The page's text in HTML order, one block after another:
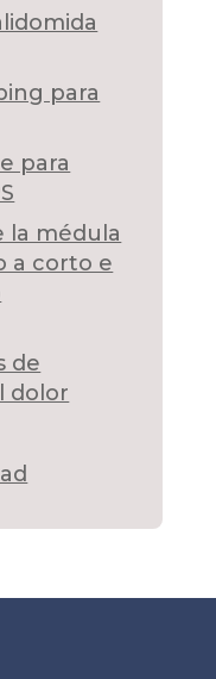
para
para
la médula
a corto e
de
dolor